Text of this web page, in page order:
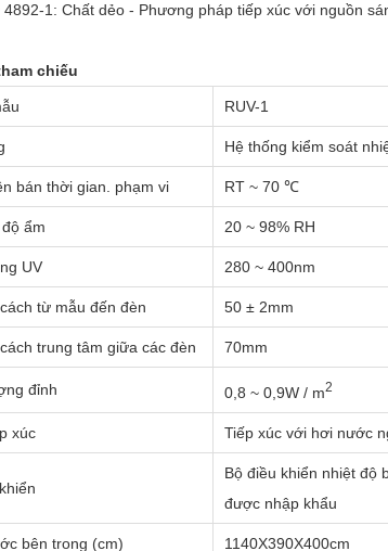
4892-1: Chất dẻo - Phương pháp tiếp xúc với nguồn
chiếu
RUV-1
Hệ thống kiểm soát
bán thời gian. phạm vi RT ~ 70 ℃
ẩm 20 ~ 98% RH
UV 280 ~ 400nm
từ mẫu đến đèn 50 ± 2mm
trung tâm giữa các đèn 70mm
đỉnh 0,8 ~ 0,9W / m2
xúc Tiếp xúc với hơi nước
Bộ điều khiển nhiệt độ
được nhập khẩu
bên trong (cm) 1140X390X400cm